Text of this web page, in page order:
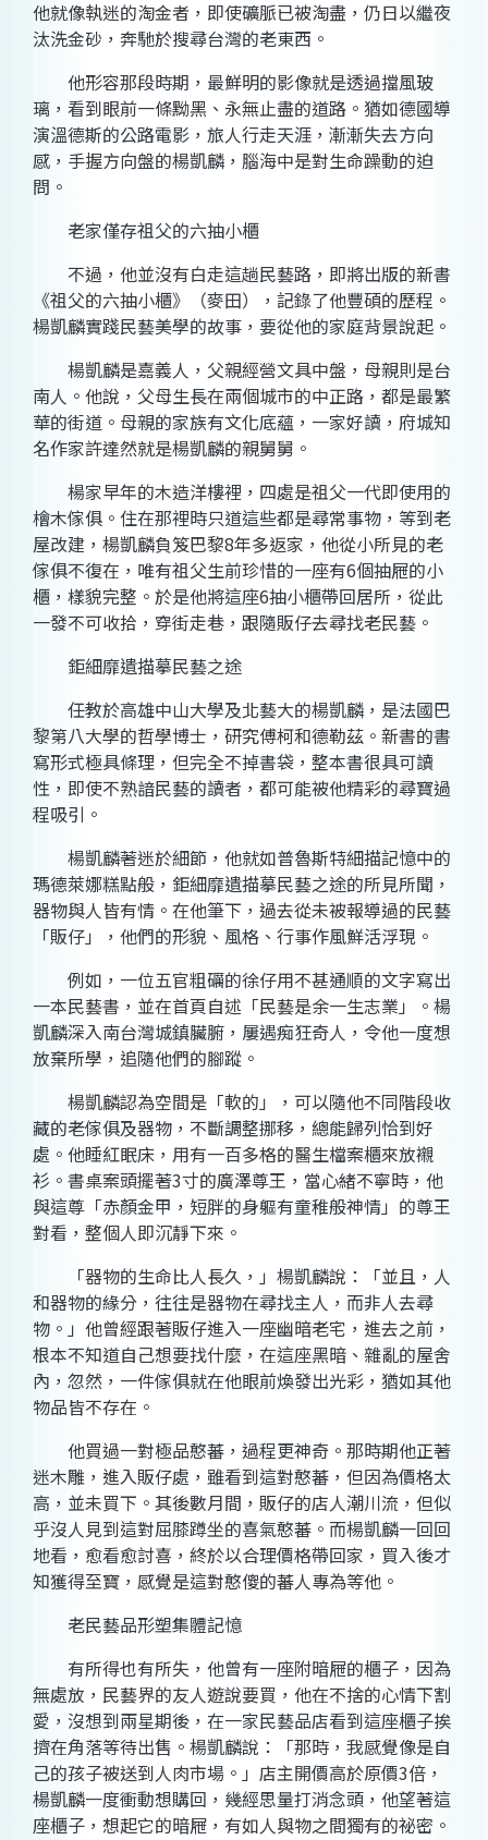
他就像執迷的淘金者，即使礦脈已被淘盡，仍日以繼夜
汰洗金砂，奔馳於搜尋台灣的老東西。
他形容那段時期，最鮮明的影像就是透過擋風玻
璃，看到眼前一條黝黑、永無止盡的道路。猶如德國導
演溫德斯的公路電影，旅人行走天涯，漸漸失去方向
感，手握方向盤的楊凱麟，腦海中是對生命躁動的迫
問。
老家僅存祖父的六抽小櫃
不過，他並沒有白走這趟民藝路，即將出版的新書
《祖父的六抽小櫃》（麥田），記錄了他豐碩的歷程。
楊凱麟實踐民藝美學的故事，要從他的家庭背景說起。
楊凱麟是嘉義人，父親經營文具中盤，母親則是台
南人。他說，父母生長在兩個城市的中正路，都是最繁
華的街道。母親的家族有文化底蘊，一家好讀，府城知
名作家許達然就是楊凱麟的親舅舅。
楊家早年的木造洋樓裡，四處是祖父一代即使用的
檜木傢俱。住在那裡時只道這些都是尋常事物，等到老
屋改建，楊凱麟負笈巴黎8年多返家，他從小所見的老
傢俱不復在，唯有祖父生前珍惜的一座有6個抽屜的小
櫃，樣貌完整。於是他將這座6抽小櫃帶回居所，從此
一發不可收拾，穿街走巷，跟隨販仔去尋找老民藝。
鉅細靡遺描摹民藝之途
任教於高雄中山大學及北藝大的楊凱麟，是法國巴
黎第八大學的哲學博士，研究傅柯和德勒茲。新書的書
寫形式極具條理，但完全不掉書袋，整本書很具可讀
性，即使不熟諳民藝的讀者，都可能被他精彩的尋寶過
程吸引。
楊凱麟著迷於細節，他就如普魯斯特細描記憶中的
瑪德萊娜糕點般，鉅細靡遺描摹民藝之途的所見所聞，
器物與人皆有情。在他筆下，過去從未被報導過的民藝
「販仔」，他們的形貌、風格、行事作風鮮活浮現。
例如，一位五官粗礪的徐仔用不甚通順的文字寫出
一本民藝書，並在首頁自述「民藝是余一生志業」。楊
凱麟深入南台灣城鎮臟腑，屢遇痴狂奇人，令他一度想
放棄所學，追隨他們的腳蹤。
楊凱麟認為空間是「軟的」，可以隨他不同階段收
藏的老傢俱及器物，不斷調整挪移，總能歸列恰到好
處。他睡紅眠床，用有一百多格的醫生檔案櫃來放襯
衫。書桌案頭擺著3寸的廣澤尊王，當心緒不寧時，他
與這尊「赤顏金甲，短胖的身軀有童稚般神情」的尊王
對看，整個人即沉靜下來。
「器物的生命比人長久，」楊凱麟說：「並且，人
和器物的緣分，往往是器物在尋找主人，而非人去尋
物。」他曾經跟著販仔進入一座幽暗老宅，進去之前，
根本不知道自己想要找什麼，在這座黑暗、雜亂的屋舍
內，忽然，一件傢俱就在他眼前煥發出光彩，猶如其他
物品皆不存在。
他買過一對極品憨蕃，過程更神奇。那時期他正著
迷木雕，進入販仔處，雖看到這對憨蕃，但因為價格太
高，並未買下。其後數月間，販仔的店人潮川流，但似
乎沒人見到這對屈膝蹲坐的喜氣憨蕃。而楊凱麟一回回
地看，愈看愈討喜，終於以合理價格帶回家，買入後才
知獲得至寶，感覺是這對憨傻的蕃人專為等他。
老民藝品形塑集體記憶
有所得也有所失，他曾有一座附暗屜的櫃子，因為
無處放，民藝界的友人遊說要買，他在不捨的心情下割
愛，沒想到兩星期後，在一家民藝品店看到這座櫃子挨
擠在角落等待出售。楊凱麟說：「那時，我感覺像是自
己的孩子被送到人肉市場。」店主開價高於原價3倍，
楊凱麟一度衝動想購回，幾經思量打消念頭，他望著這
座櫃子，想起它的暗屜，有如人與物之間獨有的祕密。